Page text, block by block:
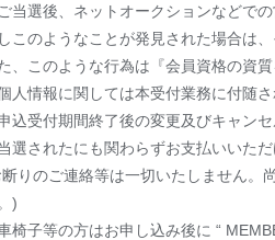
ご当選後、ネットオークションなどで
このようなことが発見された場合は
、このような行為は『会員資格の資
個人情報に関しては本受付業務に付随
込受付期間終了後の変更及びキャンセ
当選されたにも関わらずお支払いいた
りのご連絡等は一切いたしません。
)
椅子等の方はお申し込み後に “